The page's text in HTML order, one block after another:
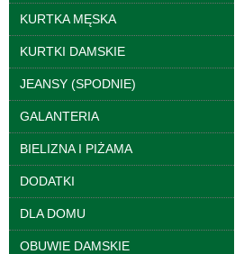
KURTKA MĘSKA
KURTKI DAMSKIE
JEANSY (SPODNIE)
GALANTERIA
BIELIZNA I PIŻAMA
DODATKI
DLA DOMU
OBUWIE DAMSKIE
3XL. 1 kolor. Paczka
10 szt
39.00 zł